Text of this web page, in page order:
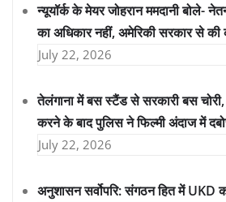
न्यूयॉर्क के मेयर जोहरान ममदानी बोले-
का अधिकार नहीं, अमेरिकी सरकार से की
July 22, 2026
तेलंगाना में बस स्टैंड से सरकारी बस चोरी,
करने के बाद पुलिस ने फिल्मी अंदाज में
July 22, 2026
अनुशासन सर्वोपरि: संगठन हित में UKD